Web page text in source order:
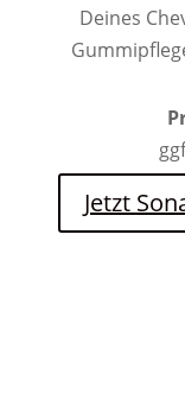
Deines
Jetzt